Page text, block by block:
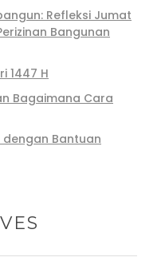
Refleksi Jumat
Bangunan
1447 H
Bagaimana Cara
dengan Bantuan